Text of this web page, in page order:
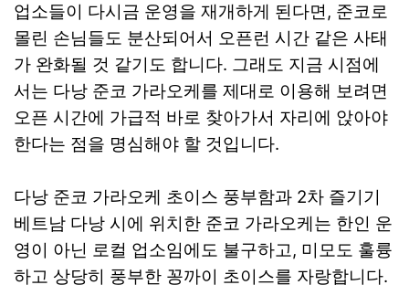
업소들이 다시금 운영을 재개하게 된다면, 준코로
몰린 손님들도 분산되어서 오픈런 시간 같은 사태
가 완화될 것 같기도 합니다. 그래도 지금 시점에
서는 다낭 준코 가라오케를 제대로 이용해 보려면
오픈 시간에 가급적 바로 찾아가서 자리에 앉아야
한다는 점을 명심해야 할 것입니다.
다낭 준코 가라오케 초이스 풍부함과 2차 즐기기
베트남 다낭 시에 위치한 준코 가라오케는 한인 운
영이 아닌 로컬 업소임에도 불구하고, 미모도 훌륭
하고 상당히 풍부한 꽁까이 초이스를 자랑합니다.